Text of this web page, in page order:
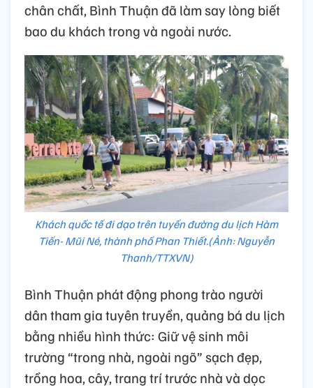
chân chất, Bình Thuận đã làm say lòng biết
bao du khách trong và ngoài nước.
Khách quốc tế đi dạo trên tuyến đường du lịch Hàm
Tiến- Mũi Né, thành phố Phan Thiết.(Ảnh: Nguyễn
Thanh/TTXVN)
Bình Thuận phát động phong trào người
dân tham gia tuyên truyền, quảng bá du lịch
bằng nhiều hình thức: Giữ vệ sinh môi
trường “trong nhà, ngoài ngõ” sạch đẹp,
trồng hoa, cây, trang trí trước nhà và dọc